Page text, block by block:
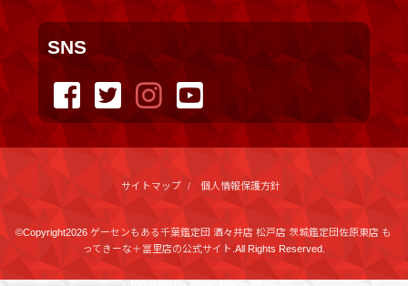
SNS
サイトマップ 個人情報保護方針
©Copyright2026ゲーセンもある千葉鑑定団 酒々井店 松戸店 茨城鑑定団佐原東店 も
ってきーな＋冨里店の公式サイト .All Rights Reserved.